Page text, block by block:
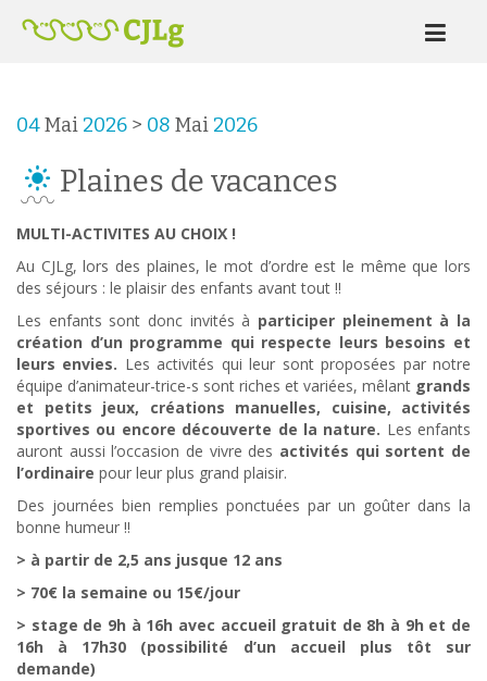
04Mai 2026 > 08 Mai 2026
Plaines de vacances
MULTI-ACTIVITES AU CHOIX !
Au CJLg, lors des plaines, le mot d’ordre est le même que lors
des séjours : le plaisir des enfants avant tout !!
Les enfants sont donc invités à participer pleinement à la
création d’un programme qui respecte leurs besoins et
leurs envies. Les activités qui leur sont proposées par notre
équipe d’animateur-trice-s sont riches et variées, mêlant grands
et petits jeux, créations manuelles, cuisine, activités
sportives ou encore découverte de la nature. Les enfants
auront aussi l’occasion de vivre des activités qui sortent de
l’ordinaire pour leur plus grand plaisir.
Des journées bien remplies ponctuées par un goûter dans la
bonne humeur !!
> à partir de 2,5 ans jusque 12 ans
> 70€ la semaine ou 15€/jour
> stage de 9h à 16h avec accueil gratuit de 8h à 9h et de
16h à 17h30 (possibilité d’un accueil plus tôt sur
demande)